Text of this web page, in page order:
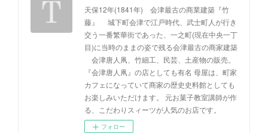
天保12年(1841年) 会津最古の商業建築『竹
藤』 城下町会津で江戸時代、武士町人が行き
交う一番繁華街であった、一之町(現在中央一丁
目)に当時のままの姿で残る会津最古の商家建築
会津唐人凧、竹細工、民芸、土産物の販売。
『会津唐人凧』の店としても有名 母屋は、町家
カフェになっていて商家の歴史史料館としても
お楽しみいただけます。 元お菓子教室講師が作
る、こだわりスィーツが人気のお店です。
フォロー